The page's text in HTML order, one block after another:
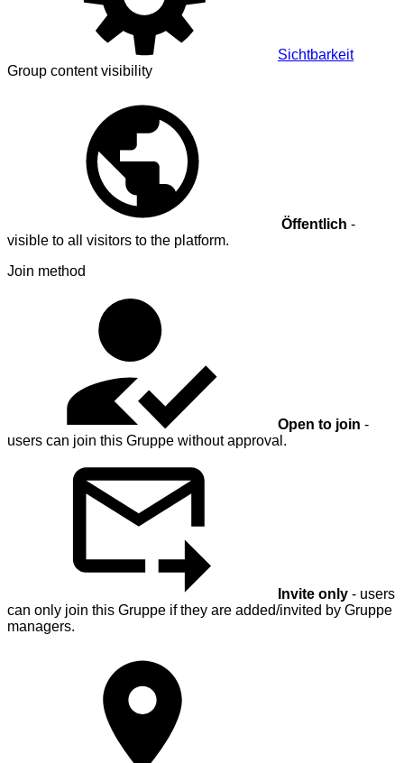
Sichtbarkeit
Group content visibility
Öffentlich -
visible to all visitors to the platform.
Join method
Open to join -
users can join this Gruppe without approval.
Invite only - users
can only join this Gruppe if they are added/invited by Gruppe
managers.